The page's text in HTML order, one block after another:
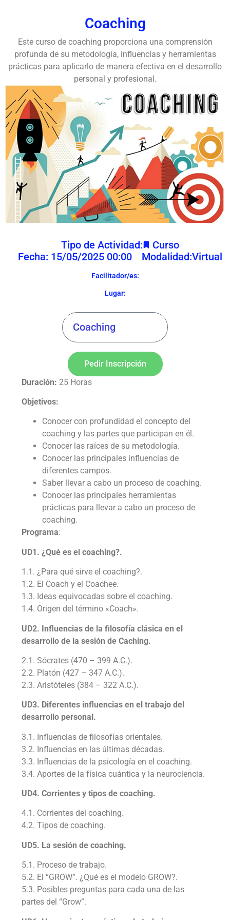
Coaching
Este curso de coaching proporciona una comprensión
profunda de su metodología, influencias y herramientas
prácticas para aplicarlo de manera efectiva en el desarrollo
personal y profesional.
Tipo de Actividad:
Curso
Fecha: 15/05/2025 00:00
Modalidad:Virtual
Facilitador/es:
Lugar:
Pedir Inscripción
Duración: 25 Horas
Objetivos:
Conocer con profundidad el concepto del
coaching y las partes que participan en él.
Conocer las raíces de su metodología.
Conocer las principales influencias de
diferentes campos.
Saber llevar a cabo un proceso de coaching.
Conocer las principales herramientas
prácticas para llevar a cabo un proceso de
coaching.
Programa:
UD1. ¿Qué es el coaching?.
1.1. ¿Para qué sirve el coaching?.
1.2. El Coach y el Coachee.
1.3. Ideas equivocadas sobre el coaching.
1.4. Origen del término «Coach».
UD2. Influencias de la filosofía clásica en el
desarrollo de la sesión de Caching.
2.1. Sócrates (470 – 399 A.C.).
2.2. Platón (427 – 347 A.C.).
2.3. Aristóteles (384 – 322 A.C.).
UD3. Diferentes influencias en el trabajo del
desarrollo personal.
3.1. Influencias de filosofías orientales.
3.2. Influencias en las últimas décadas.
3.3. Influencias de la psicología en el coaching.
3.4. Aportes de la física cuántica y la neurociencia.
UD4. Corrientes y tipos de coaching.
4.1. Corrientes del coaching.
4.2. Tipos de coaching.
UD5. La sesión de coaching.
5.1. Proceso de trabajo.
5.2. El “GROW”. ¿Qué es el modelo GROW?.
5.3. Posibles preguntas para cada una de las
partes del “Grow”.